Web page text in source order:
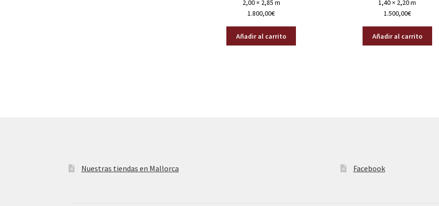
2,00 × 2,85 m
1.800,00€
Añadir al carrito
1,40 × 2,20 m
1.500,00€
Añadir al carrito
Nuestras tiendas en Mallorca Facebook